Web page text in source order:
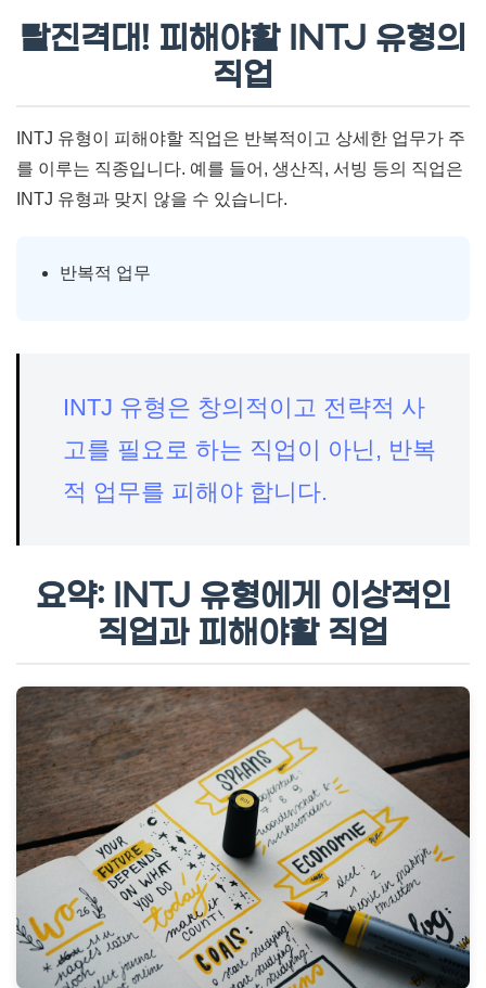
탈진격대! 피해야할 INTJ 유형의
직업
INTJ 유형이 피해야할 직업은 반복적이고 상세한 업무가 주
를 이루는 직종입니다. 예를 들어, 생산직, 서빙 등의 직업은
INTJ 유형과 맞지 않을 수 있습니다.
반복적 업무
INTJ 유형은 창의적이고 전략적 사
고를 필요로 하는 직업이 아닌, 반복
적 업무를 피해야 합니다.
요약: INTJ 유형에게 이상적인
직업과 피해야할 직업